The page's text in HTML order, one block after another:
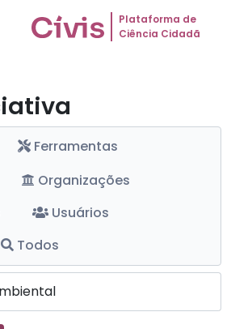
Plataforma de
Ciência Cidadã
Ferramentas
Organizações
Usuários
Todos